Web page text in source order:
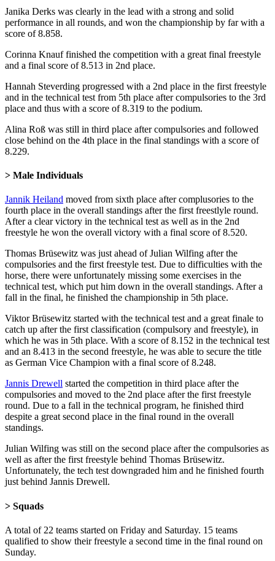
Janika Derks was clearly in the lead with a strong and solid
performance in all rounds, and won the championship by far with a
score of 8.858.
Corinna Knauf finished the competition with a great final freestyle
and a final score of 8.513 in 2nd place.
Hannah Steverding progressed with a 2nd place in the first freestyle
and in the technical test from 5th place after compulsories to the 3rd
place and thus with a score of 8.319 to the podium.
Alina Roß was still in third place after compulsories and followed
close behind on the 4th place in the final standings with a score of
8.229.
> Male Individuals
Jannik Heiland moved from sixth place after complusories to the
fourth place in the overall standings after the first freestlyle round.
After a clear victory in the technical test as well as in the 2nd
freestyle he won the overall victory with a final score of 8.520.
Thomas Brüsewitz was just ahead of Julian Wilfing after the
compulsories and the first freestyle test. Due to difficulties with the
horse, there were unfortunately missing some exercises in the
technical test, which put him down in the overall standings. After a
fall in the final, he finished the championship in 5th place.
Viktor Brüsewitz started with the technical test and a great finale to
catch up after the first classification (compulsory and freestyle), in
which he was in 5th place. With a score of 8.152 in the technical test
and an 8.413 in the second freestyle, he was able to secure the title
as German Vice Champion with a final score of 8.248.
Jannis Drewell started the competition in third place after the
compulsories and moved to the 2nd place after the first freestyle
round. Due to a fall in the technical program, he finished third
despite a great second place in the final round in the overall
standings.
Julian Wilfing was still on the second place after the compulsories as
well as after the first freestyle behind Thomas Brüsewitz.
Unfortunately, the tech test downgraded him and he finished fourth
just behind Jannis Drewell.
> Squads
A total of 22 teams started on Friday and Saturday. 15 teams
qualified to show their freestyle a second time in the final round on
Sunday.